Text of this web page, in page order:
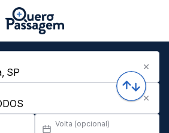
Volta (opcional)